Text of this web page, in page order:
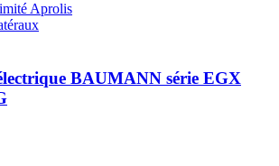
Aprolis
BAUMANN série EGX